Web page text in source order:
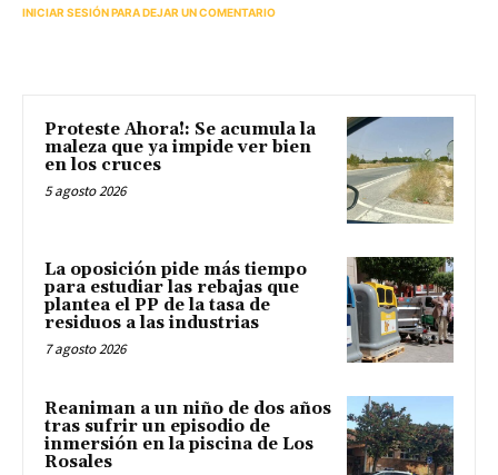
INICIAR SESIÓN PARA DEJAR UN COMENTARIO
Proteste Ahora!: Se acumula la
maleza que ya impide ver bien
en los cruces
5 agosto 2026
La oposición pide más tiempo
para estudiar las rebajas que
plantea el PP de la tasa de
residuos a las industrias
7 agosto 2026
Reaniman a un niño de dos años
tras sufrir un episodio de
inmersión en la piscina de Los
Rosales